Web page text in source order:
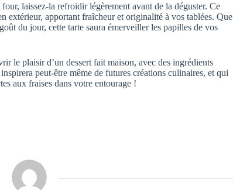
laissez-la refroidir légèrement avant de la déguster. Ce
extérieur, apportant fraîcheur et originalité à vos tablées. Que
du jour, cette tarte saura émerveiller les papilles de vos
le plaisir d’un dessert fait maison, avec des ingrédients
peut-être même de futures créations culinaires, et qui
aux fraises dans votre entourage !